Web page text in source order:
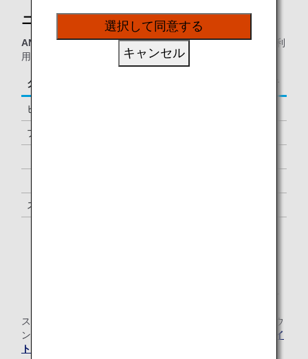
ニュージーランド航空ラウンジ：
ANAまたは他スター アライアンス加盟航空会社運航便
をご利
用の、以下に該当するお客様が対象となります。
クラス／ステイタス ご同行者
ビジネスクラス
プレミアムエコノミー *1
スーパーフライヤーズ会員
スター アライアンス有料ラウンジ会員のお客様の当空港ラウ
ンジのご利用については、
スター アライアンスのウェブサイ
ト
選択して同意する
キャンセル